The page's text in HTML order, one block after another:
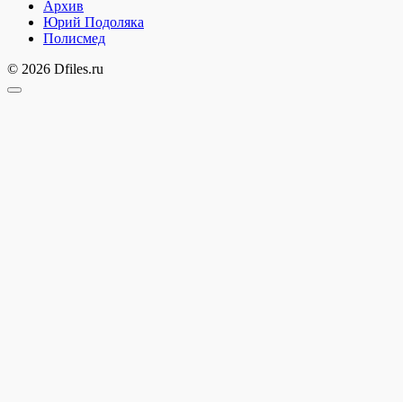
Архив
Юрий Подоляка
Полисмед
© 2026 Dfiles.ru